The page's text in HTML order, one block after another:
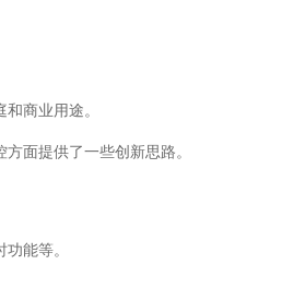
商业用途。
面提供了一些创新思路。
能等。